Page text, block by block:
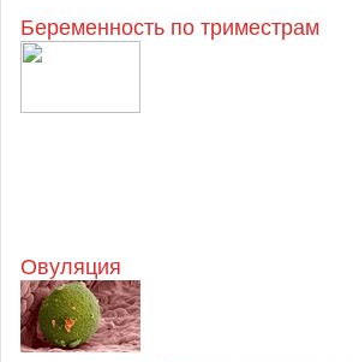
Беременность по триместрам
Овуляция